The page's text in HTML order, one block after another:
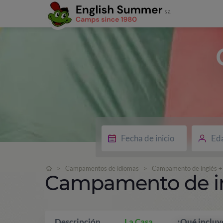
> Campamentos de idiomas > Campamento de inglés
Campamento de